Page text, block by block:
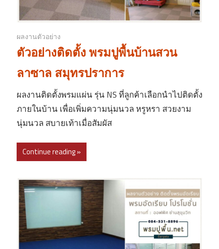
ผลงานตัวอย่าง
ตัวอย่างติดตั้ง พรมปูพื้นบ้านสวน
ลาซาล สมุทรปราการ
ผลงานติดตั้งพรมแผ่น รุ่น NS ที่ลูกค้าเลือกนำไปติดตั้ง
ภายในบ้าน เพื่อเพิ่มความนุ่มนวล หรูหรา สวยงาม
นุ่มนวล สบายเท้าเมื่อสัมผัส
Continue reading »